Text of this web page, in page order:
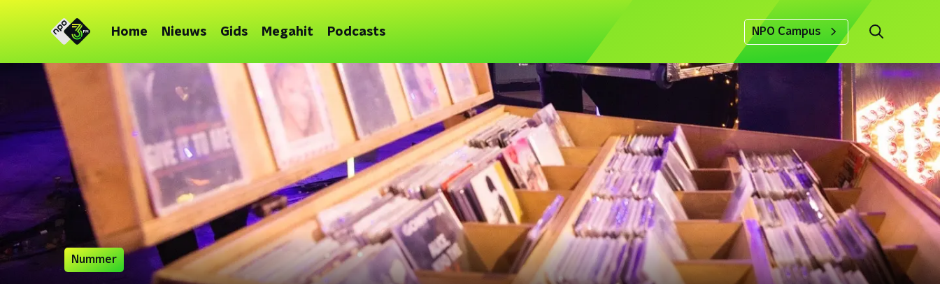
Home Nieuws Gids Megahit Podcasts NPO Campus
Nummer